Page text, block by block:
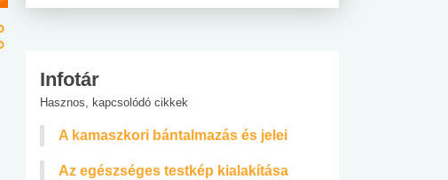
Infotár
Hasznos, kapcsolódó cikkek
A kamaszkori bántalmazás és jelei
Az egészséges testkép kialakítása